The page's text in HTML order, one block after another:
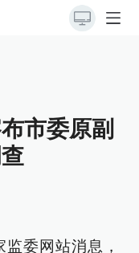
市委原副
委网站消息，